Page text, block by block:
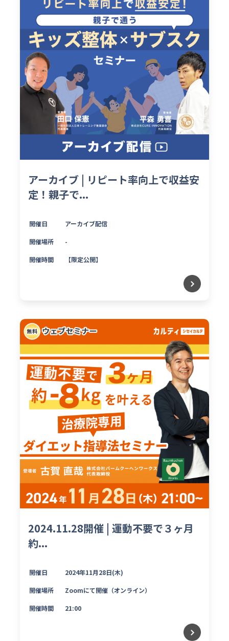
アーカイブ | リピート率向上で収益安
定！親子で...
開催日 アーカイブ配信
開催場所 -
開催時間 【限定公開】
2024.11.28開催 | 運動不要で３ヶ月
約...
開催日 2024年11月28日(木)
開催場所 Zoomにて開催（オンライン）
開催時間 21:00